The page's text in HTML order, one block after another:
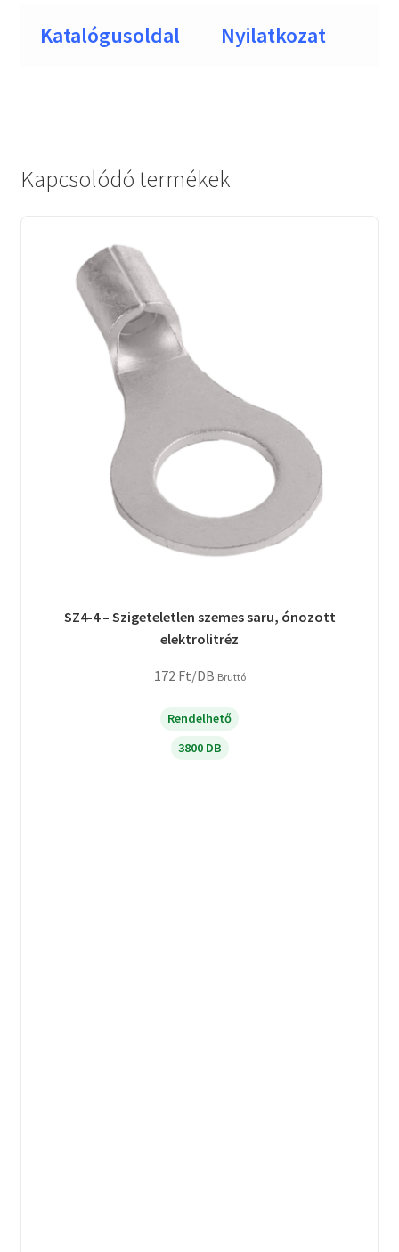
Katalógusoldal Nyilatkozat
Kapcsolódó termékek
SZ4-4 – Szigeteletlen szemes saru, ónozott
elektrolitréz
172 Ft/DB Bruttó
Rendelhető
3800 DB